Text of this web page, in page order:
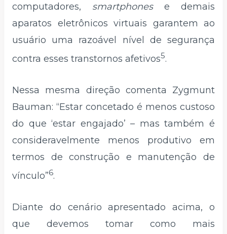
computadores, smartphonese demais
aparatos eletrônicos virtuais garantem ao
usuário uma razoável nível de segurança
contra esses transtornos afetivos5.
Nessa mesma direção comenta Zygmunt
Bauman: “Estar concetado é menos custoso
do que ‘estar engajado’ – mas também é
consideravelmente menos produtivo em
termos de construção e manutenção de
vínculo”6.
Diante do cenário apresentado acima, o
que devemos tomar como mais